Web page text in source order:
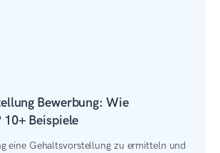
Bewerbung: Wie
Beispiele
eine Gehaltsvorstellung zu ermitteln und